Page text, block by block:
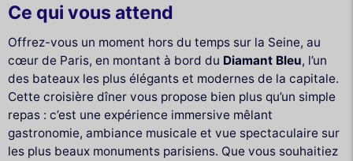
Ce qui vous attend
Offrez-vous un moment hors du temps sur la Seine, au
cœur de Paris, en montant à bord du Diamant Bleu, l’un
des bateaux les plus élégants et modernes de la capitale.
Cette croisière dîner vous propose bien plus qu’un simple
repas : c’est une expérience immersive mêlant
gastronomie, ambiance musicale et vue spectaculaire sur
les plus beaux monuments parisiens. Que vous souhaitiez